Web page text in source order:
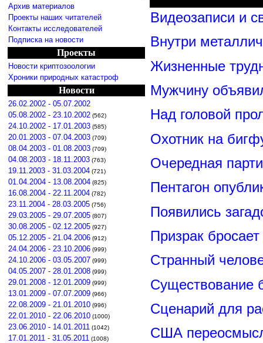
Архив материалов
Проекты наших читателей
Контакты исследователей
Подписка на новости
Проекты
Новости криптозоологии
Хроники природных катастроф
Новости
26.02.2002 - 05.07.2002
05.08.2002 - 23.10.2002 (562)
24.10.2002 - 17.01.2003 (585)
20.01.2003 - 07.04.2003 (709)
08.04.2003 - 01.08.2003 (709)
04.08.2003 - 18.11.2003 (763)
19.11.2003 - 31.03.2004 (721)
01.04.2004 - 13.08.2004 (825)
16.08.2004 - 22.11.2004 (782)
23.11.2004 - 28.03.2005 (756)
29.03.2005 - 29.07.2005 (807)
30.08.2005 - 02.12.2005 (927)
05.12.2005 - 21.04.2006 (912)
24.04.2006 - 23.10.2006 (999)
24.10.2006 - 03.05.2007 (999)
04.05.2007 - 28.01.2008 (999)
29.01.2008 - 12.01.2009 (999)
13.01.2009 - 07.07.2009 (966)
22.08.2009 - 21.01.2010 (996)
22.01.2010 - 22.06.2010 (1000)
23.06.2010 - 14.01.2011 (1042)
17.01.2011 - 31.05.2011 (1008)
Видеозаписи и
Внутри
Жизненные
Мужчину
Над головой
Охотник на
Очередная
Пентагон
Появились
Призрак
Странный
Существование
Сценарий для
США